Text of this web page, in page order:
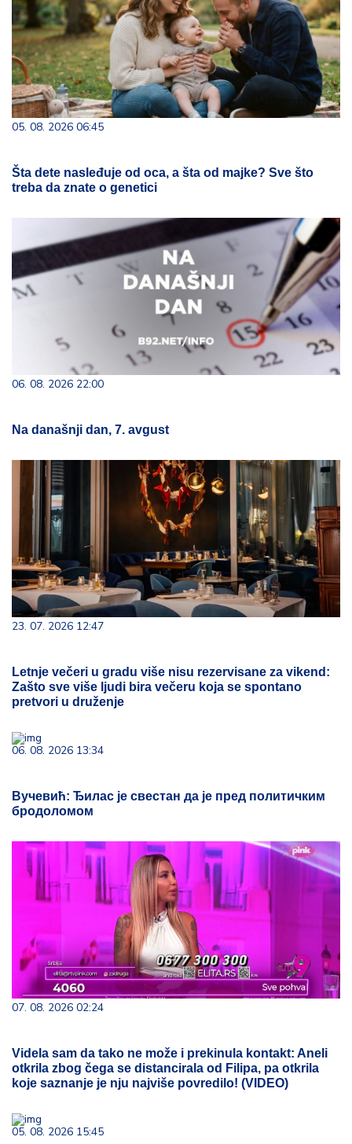
05. 08. 2026 06:45
Šta dete nasleđuje od oca, a šta od majke? Sve što
treba da znate o genetici
06. 08. 2026 22:00
Na današnji dan, 7. avgust
23. 07. 2026 12:47
Letnje večeri u gradu više nisu rezervisane za vikend:
Zašto sve više ljudi bira večeru koja se spontano
pretvori u druženje
06. 08. 2026 13:34
Вучевић: Ђилас је свестан да је пред политичким
бродоломом
07. 08. 2026 02:24
Videla sam da tako ne može i prekinula kontakt: Aneli
otkrila zbog čega se distancirala od Filipa, pa otkrila
koje saznanje je nju najviše povredilo! (VIDEO)
05. 08. 2026 15:45